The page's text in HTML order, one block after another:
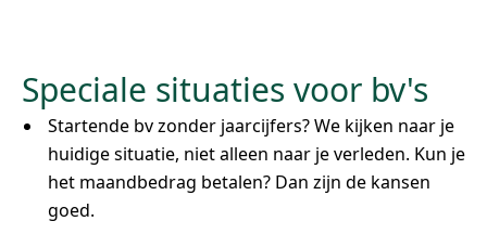
Speciale situaties voor bv's
Startende bv zonder jaarcijfers? We kijken naar je
huidige situatie, niet alleen naar je verleden. Kun je
het maandbedrag betalen? Dan zijn de kansen
goed.